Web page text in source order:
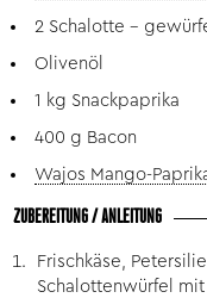
2 Schalotte –
Olivenöl
1 kg Snackpaprika
400 g Bacon
Wajos Mango-
ZUBEREITUNG / ANLEITUNG
Frischkäse,
Schalottenwürfel